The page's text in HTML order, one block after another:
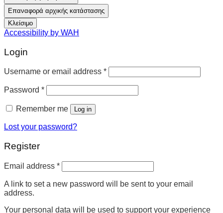
Επαναφορά αρχικής κατάστασης
Κλείσιμο
Accessibility by WAH
Login
Username or email address *
Password *
Remember me Log in
Lost your password?
Register
Email address *
A link to set a new password will be sent to your email
address.
Your personal data will be used to support your experience